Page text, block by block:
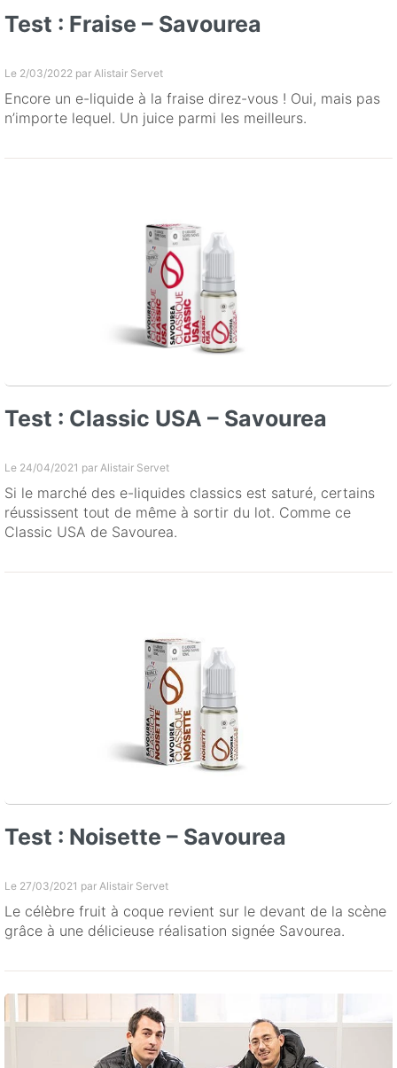
Test : Fraise – Savourea
Le 2/03/2022 par Alistair Servet
Encore un e-liquide à la fraise direz-vous ! Oui, mais pas
n’importe lequel. Un juice parmi les meilleurs.
Test : Classic USA – Savourea
Le 24/04/2021 par Alistair Servet
Si le marché des e-liquides classics est saturé, certains
réussissent tout de même à sortir du lot. Comme ce
Classic USA de Savourea.
Test : Noisette – Savourea
Le 27/03/2021 par Alistair Servet
Le célèbre fruit à coque revient sur le devant de la scène
grâce à une délicieuse réalisation signée Savourea.